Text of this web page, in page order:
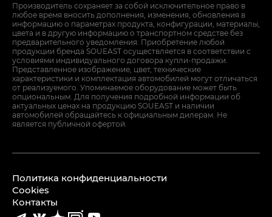
Производитель сохраняет за собой исключительное право в
любое время вносить дополнения, изменения, обновления в
информацию о параметрах продукта, конфигурации, материалы,
цвета и в другую информацию о транспортном средстве без
предварительного уведомления. Приобретение любой
продукции бренда SOUEAST осуществляется в соответствии с
условиями индивидуального договора купли-продажи.
Представленное изображение, цвет, технические
характеристики и комплектация автомобилей могут отличаться
от реализуемого. Упоминаемое оборудование может быть
опциональным. Для получения подробной информации об
актуальных ценах на продукцию SOUEAST и наличии
автомобилей обращайтесь к официальным дилерам. Не
является публичной офертой.
Политика конфиденциальности
Cookies
Контакты